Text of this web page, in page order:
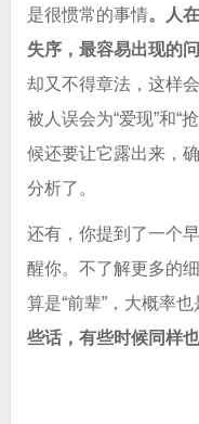
是很惯常的事情。人
失序，最容易出现的
却又不得章法，这样
被人误会为“爱现”和“
候还要让它露出来，
分析了。
还有，你提到了一个
醒你。不了解更多的
算是“前辈”，大概率也
些话，有些时候同样